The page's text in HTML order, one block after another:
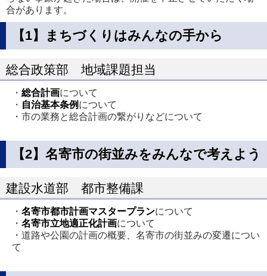
合があります。
【1】まちづくりはみんなの手から
総合政策部 地域課題担当
・ 総合計画について
・ 自治基本条例 について
・市の業務と総合計画の繋がりなどについて
【2】名寄市の街並みをみんなで考えよう
建設水道部 都市整備課
・ 名寄市都市計画マスタープランについて
・ 名寄市立地適正化計画について
・道路や公園の計画の概要、名寄市の街並みの変遷につい
て